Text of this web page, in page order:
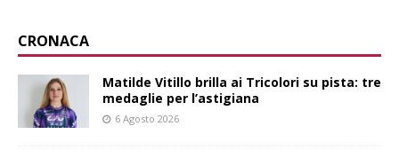
CRONACA
Matilde Vitillo brilla ai Tricolori su pista: tre
medaglie per l’astigiana
6 Agosto 2026